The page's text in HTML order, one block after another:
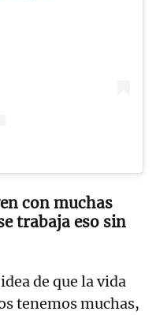
con muchas
trabaja eso sin
de que la vida
tenemos muchas,